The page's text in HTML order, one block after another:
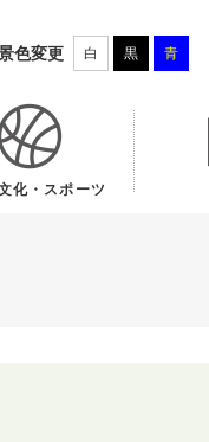
色変更 白 黒 青
化・スポーツ